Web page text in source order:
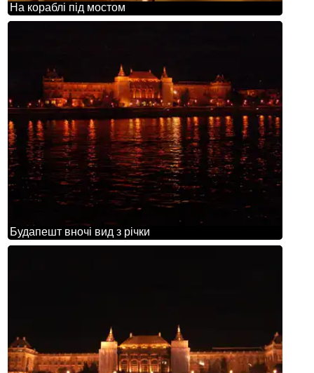
На кораблі під мостом
Будапешт вночі вид з річки